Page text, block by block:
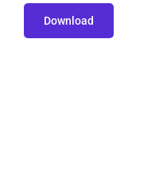
Download